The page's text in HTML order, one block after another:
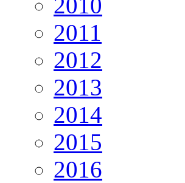
2011
2012
2013
2014
2015
2016